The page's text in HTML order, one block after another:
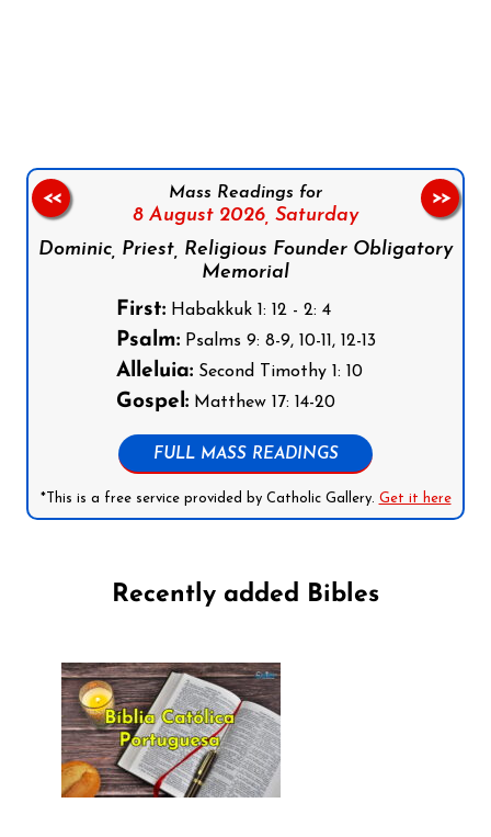
Mass Readings for
8 August 2026, Saturday
Dominic, Priest, Religious Founder Obligatory
Memorial
First:Habakkuk 1: 12 - 2: 4
Psalm:Psalms 9: 8-9, 10-11, 12-13
Alleluia:Second Timothy 1: 10
Gospel:Matthew 17: 14-20
FULL MASS READINGS
*This is a free service provided by Catholic Gallery. Get it here
<< >>
Recently added Bibles